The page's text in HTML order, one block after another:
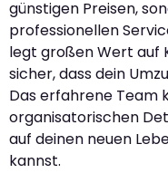
günstigen Preisen,
professionellen
legt großen Wert auf
sicher, dass dein
Das erfahrene Team
organisatorischen
auf deinen neuen
kannst.